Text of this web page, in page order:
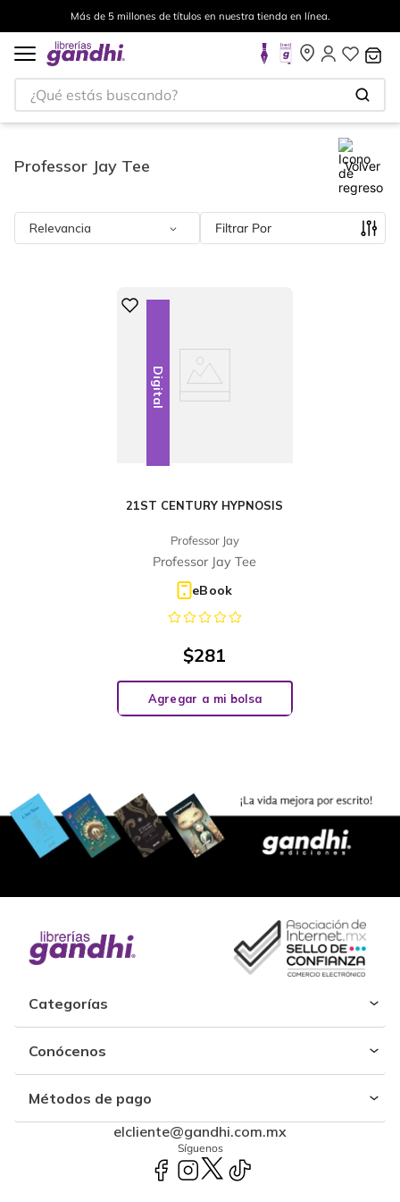
Más de 5 millones de títulos en nuestra tienda en línea.
¿Qué estás buscando?
Professor Jay Tee Volver
Relevancia Filtrar
Digital
21ST CENTURY HYPNOSIS
Professor Jay
Professor Jay Tee
eBook
$281
Agregar a mi bolsa
Categorías
Conócenos
Métodos de pago
elcliente@gandhi.com.mx
Síguenos